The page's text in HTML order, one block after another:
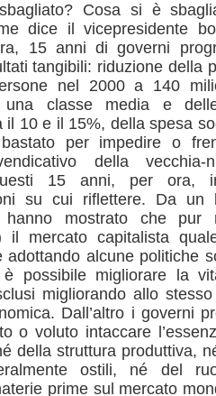
Cosa si è
dice il vicepresidente
15 anni di governi
tangibili: riduzione della
nel 2000 a 140
classe media e
il 10 e il 15%, della spesa
per impedire o
della vecchia-
15 anni, per ora,
su cui riflettere. Da un
hanno mostrato che pur
il mercato capitalista
adottando alcune politiche
possibile migliorare la
migliorando allo
Dall’altro i governi
o voluto intaccare
della struttura produttiva,
ostili, né del
prime sul mercato